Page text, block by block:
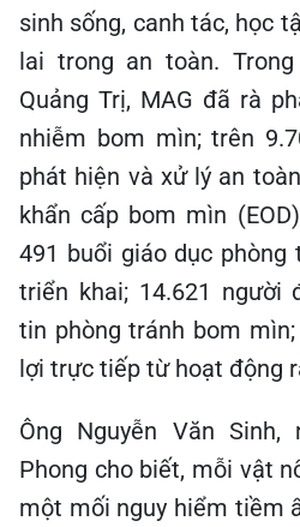
sinh sống, canh tác, học
lai trong an toàn.
Quảng Trị, MAG đã rà
nhiễm bom mìn; trên
phát hiện và xử lý an
khẩn cấp bom mìn
491 buổi giáo dục
triển khai; 14.621 người
tin phòng tránh bom
lợi trực tiếp từ hoạt động
Ông Nguyễn Văn
Phong cho biết, mỗi vật
một mối nguy hiểm tiềm